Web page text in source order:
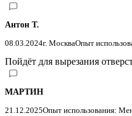
Антон Т.
08.03.2024г. МоскваОпыт
Пойдёт для вырезания
МАРТИН
21.12.2025Опыт использования: